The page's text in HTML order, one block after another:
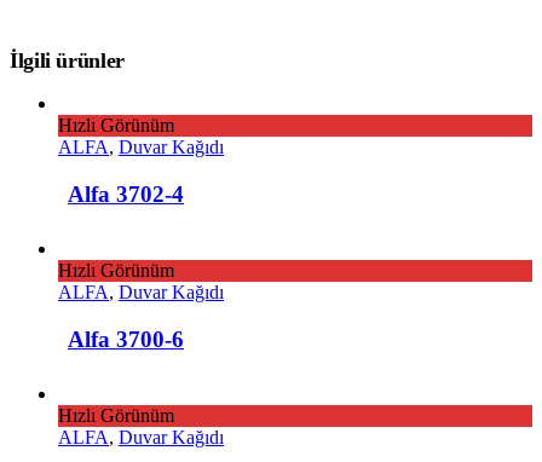
İlgili ürünler
Hızlı Görünüm
ALFA, Duvar Kağıdı
Alfa 3702-4
Hızlı Görünüm
ALFA, Duvar Kağıdı
Alfa 3700-6
Hızlı Görünüm
ALFA, Duvar Kağıdı